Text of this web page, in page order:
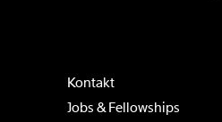
Kontakt
Jobs & Fellowships